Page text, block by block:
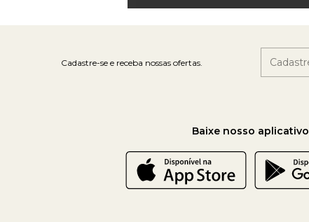
Cadastre-se e receba nossas ofertas.
Baixe nosso aplicativo